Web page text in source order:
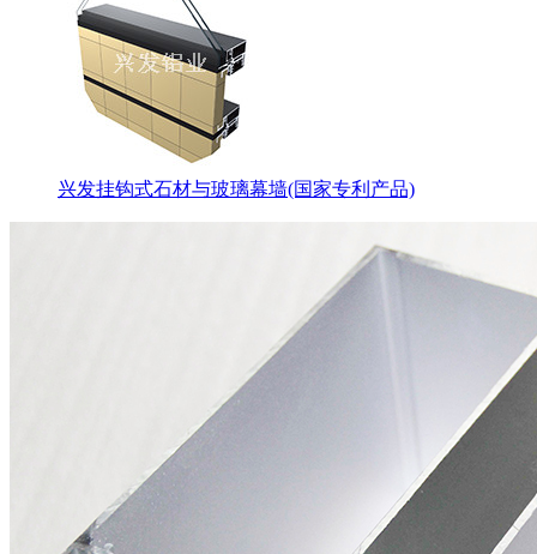
兴发挂钩式石材与玻璃幕墙(国家专利产品)